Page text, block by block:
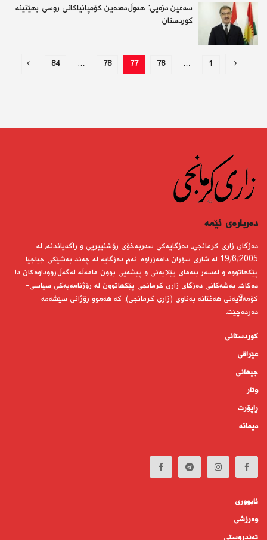
سەفین دزەیی: هەوڵ دەدەین كۆمپانیاكانی روسی بهێنینە
كوردستان
1
…
76
77
78
…
84
دەربارەى ئێمە
دەزگای زاری كرمانجی، دەزگایەكی سەربەخۆی رۆشنبیریی و راگەیاندنە، لە
19/6/2005 لە شاری سۆران دامەزراوە. ئەم دەزگایە لە چەند بەشێكی جیاجیا
پێكهاتووە و لەسەر بنەمای بێلایەنی و پیشەیی بوون مامەڵە لەگەڵ رووداوەكان دا
دەكات. بەشەكانی دەزگای زاری كرمانجی پێكهاتوون لە رۆژنامەیەكی سیاسی-
كۆمەڵایەتی هەفتانە بەناوی (زاری كرمانجی)، كە هەموو رۆژانی سێشەمە
دەردەچێت.
کوردستانى
عێراقی
جیهانى
وتار
ڕاپۆرت
دیمانە
ئابوورى
وەرزشی
تەندروستى